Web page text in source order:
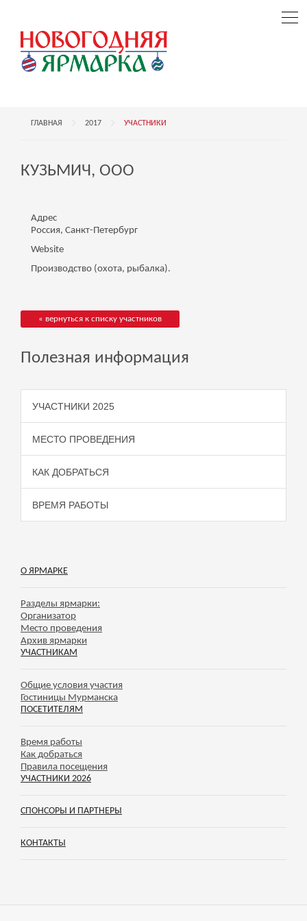
ГЛАВНАЯ 2017 УЧАСТНИКИ
КУЗЬМИЧ, ООО
Адрес
Россия, Санкт-Петербург
Website
Производство (охота, рыбалка).
« вернуться к списку участников
Полезная информация
УЧАСТНИКИ 2025
МЕСТО ПРОВЕДЕНИЯ
КАК ДОБРАТЬСЯ
ВРЕМЯ РАБОТЫ
О ЯРМАРКЕ
Разделы ярмарки:
Организатор
Место проведения
Архив ярмарки
УЧАСТНИКАМ
Общие условия участия
Гостиницы Мурманска
ПОСЕТИТЕЛЯМ
Время работы
Как добраться
Правила посещения
УЧАСТНИКИ 2026
СПОНСОРЫ И ПАРТНЕРЫ
КОНТАКТЫ